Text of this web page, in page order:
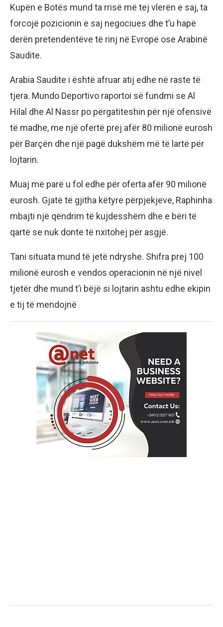
Kupën e Botës mund ta rrisë më tej vlerën e saj, ta
forcojë pozicionin e saj negociues dhe t’u hapë
derën pretendentëve të rinj në Evropë ose Arabinë
Saudite.
Arabia Saudite i është afruar atij edhe në raste të
tjera. Mundo Deportivo raportoi së fundmi se Al
Hilal dhe Al Nassr po përgatiteshin për një ofensivë
të madhe, me një ofertë prej afër 80 milionë eurosh
për Barçën dhe një pagë dukshëm më të lartë për
lojtarin.
Muaj më parë u fol edhe për oferta afër 90 milionë
eurosh. Gjatë të gjitha këtyre përpjekjeve, Raphinha
mbajti një qëndrim të kujdesshëm dhe e bëri të
qartë se nuk donte të nxitohej për asgjë.
Tani situata mund të jetë ndryshe. Shifra prej 100
milionë eurosh e vendos operacionin në një nivel
tjetër dhe mund t’i bëjë si lojtarin ashtu edhe ekipin
e tij të mendojnë